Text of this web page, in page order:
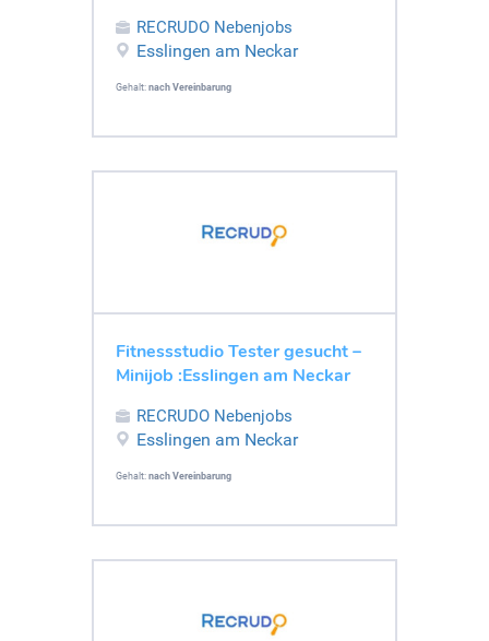
RECRUDO Nebenjobs
Esslingen am Neckar
Gehalt: nach Vereinbarung
Fitnessstudio Tester gesucht –
Minijob :Esslingen am Neckar
RECRUDO Nebenjobs
Esslingen am Neckar
Gehalt: nach Vereinbarung